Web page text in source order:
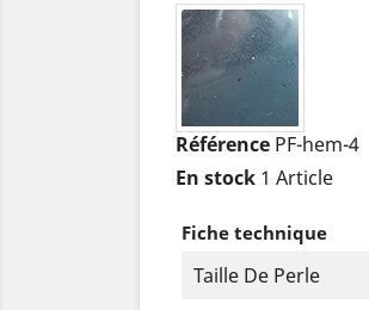
Référence PF-hem-4
En stock 1 Article
Fiche technique
Taille De Perle